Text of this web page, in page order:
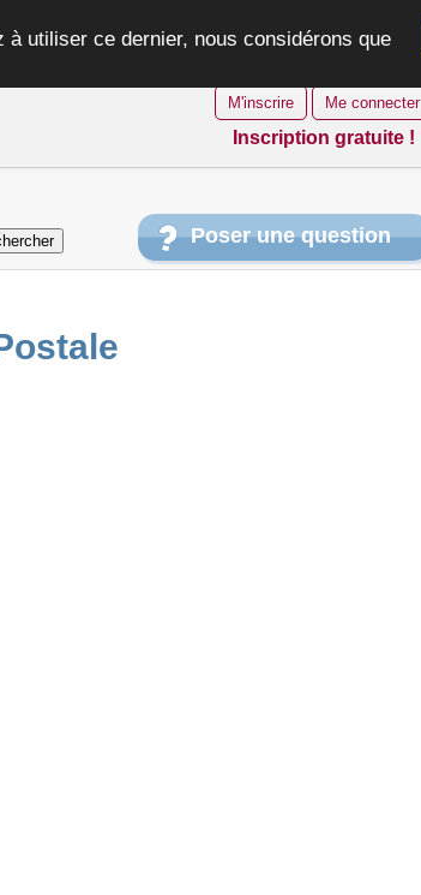
utiliser ce dernier, nous considérons que
M'inscrire Me connecter
Inscription gratuite !
Poser une question